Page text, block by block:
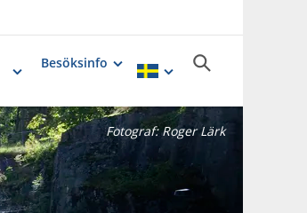
Besöksinfo
Fotograf:Roger Lärk